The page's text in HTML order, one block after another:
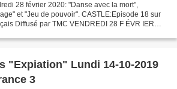
28 février 2020: "Danse avec la mort",
et "Jeu de pouvoir". CASTLE:Episode 18 sur
Diffusé par TMC VENDREDI 28 F ÉVR IER
"Expiation" Lundi 14-10-2019
3